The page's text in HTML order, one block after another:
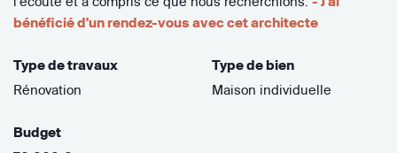
bénéficié d'un rendez-vous avec cet architecte
Type de travaux
Rénovation
Type de bien
Maison individuelle
Budget